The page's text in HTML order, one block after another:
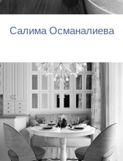
Салима Османалиева